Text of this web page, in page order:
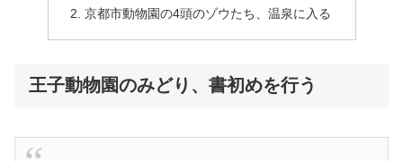
京都市動物園の4頭のゾウたち、温泉に入る
王子動物園のみどり、書初めを行う